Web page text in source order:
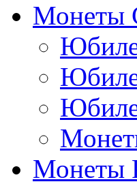
Монеты
Монеты